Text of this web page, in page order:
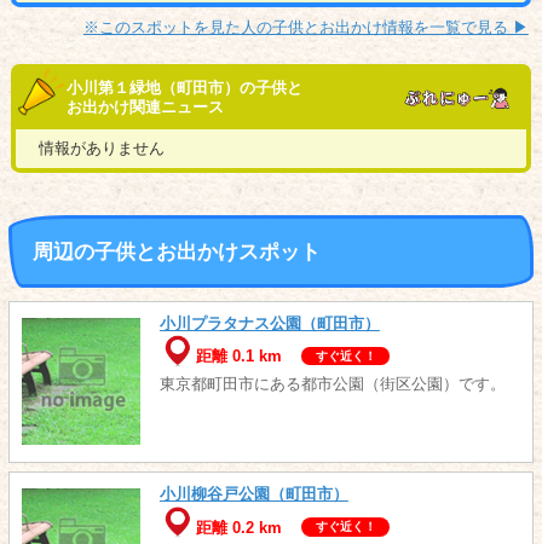
※このスポットを見た人の子供とお出かけ情報を一覧で見る ▶︎
小川第１緑地（町田市）の子供と
お出かけ関連ニュース
情報がありません
周辺の子供とお出かけスポット
小川プラタナス公園（町田市）
距離 0.1 km
すぐ近く！
東京都町田市にある都市公園（街区公園）です。
小川柳谷戸公園（町田市）
距離 0.2 km
すぐ近く！